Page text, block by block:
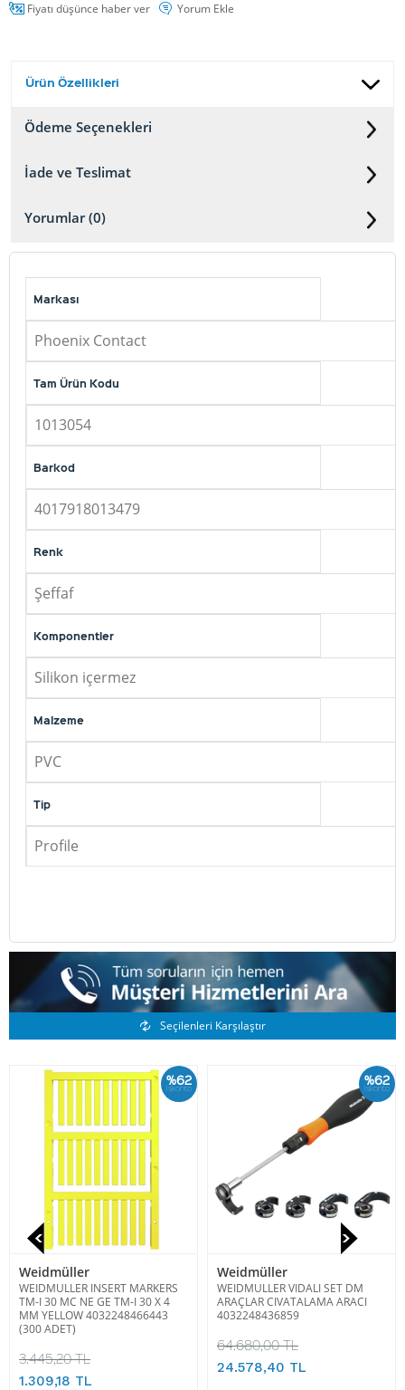
Fiyatı düşünce haber ver Yorum Ekle
Ürün Özellikleri
Ödeme Seçenekleri
İade ve Teslimat
Yorumlar (0)
Markası
Phoenix Contact
Tam Ürün Kodu
1013054
Barkod
4017918013479
Renk
Şeffaf
Komponentler
Silikon içermez
Malzeme
PVC
Tip
Profile
Benzer Ürünler
Seçilenleri Karşılaştır
%62
İskonto
Weidmüller
WEIDMULLER INSERT MARKERS
TM-I 30 MC NE GE TM-I 30 X 4
MM YELLOW 4032248466443
(300 ADET)
3.445,20 TL
1.309,18 TL
%62
İskonto
Weidmüller
WEIDMULLER VIDALI SET DM
ARAÇLAR CIVATALAMA ARACI
4032248436859
64.680,00 TL
24.578,40 TL